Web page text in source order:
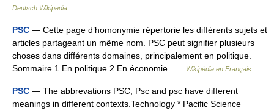
Deutsch Wikipedia
PSC — Cette page d’homonymie répertorie les différents sujets et
articles partageant un même nom. PSC peut signifier plusieurs
choses dans différents domaines, principalement en politique.
Sommaire 1 En politique 2 En économie …
Wikipédia en Français
PSC — The abbrevations PSC, Psc and psc have different
meanings in different contexts.Technology * Pacific Science